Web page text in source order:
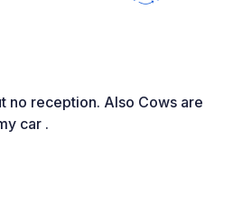
no reception. Also Cows are
car .